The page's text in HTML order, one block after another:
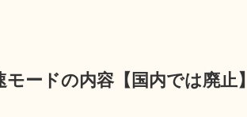
ードの内容【国内では廃止】